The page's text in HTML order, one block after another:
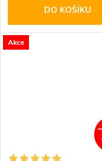
DO KOŠÍKU
Akce